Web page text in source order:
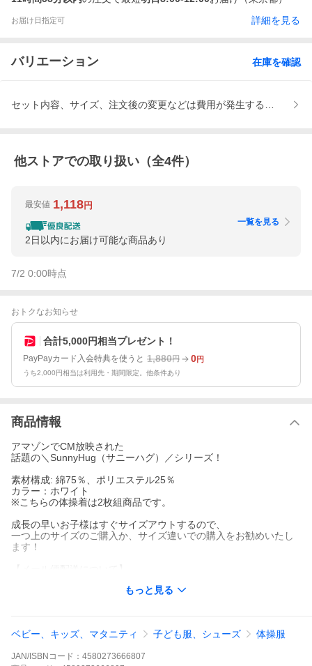
お届け日指定可 詳細を見る
バリエーション 在庫を確認
セット内容、サイズ、注文後の変更などは費用が発生する場合があ
他ストアでの取り扱い（全4件）
最安値 1,118円
2日以内にお届け可能な商品あり
一覧を見る
7/2 0:00時点
おトクなお知らせ
合計5,000円相当プレゼント！
PayPayカード入会特典を使うと 1,880円 0円
うち2,000円相当は利用先・期間限定。他条件あり
商品情報
アマゾンでCM放映された
話題の＼SunnyHug（サニーハグ）／シリーズ！
素材構成: 綿75％、ポリエステル25％
カラー：ホワイト
※こちらの体操着は2枚組商品です。
成長の早いお子様はすぐサイズアウトするので、
一つ上のサイズのご購入か、サイズ違いでの購入をお勧めいたし
ます！
ト（郵便受け箱）または宅配ボックスに入らない場合、玄関前に
※「メール便」は発送までに1~4日かかります。
もっと見る
ベビー、キッズ、マタニティ 子ども服、シューズ 体操服
JAN/ISBNコード： 4580273666807